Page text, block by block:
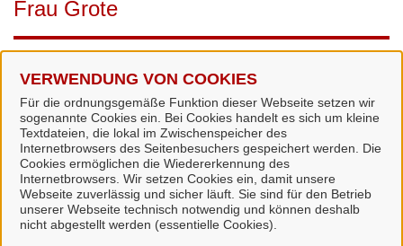
VERWENDUNG VON COOKIES
Für die ordnungsgemäße Funktion dieser Webseite setzen wir
sogenannte Cookies ein. Bei Cookies handelt es sich um kleine
Textdateien, die lokal im Zwischenspeicher des
Internetbrowsers des Seitenbesuchers gespeichert werden. Die
Cookies ermöglichen die Wiedererkennung des
Internetbrowsers. Wir setzen Cookies ein, damit unsere
Webseite zuverlässig und sicher läuft. Sie sind für den Betrieb
unserer Webseite technisch notwendig und können deshalb
nicht abgestellt werden (essentielle Cookies).
Frau Grote
Einrichtung
Steueramt
Rathaus Suderburg
Bahnhofstraße 54
29556 Suderburg
Zimmer: 3